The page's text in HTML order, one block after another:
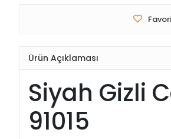
Ürün Açıklaması
Siyah Gizli
91015